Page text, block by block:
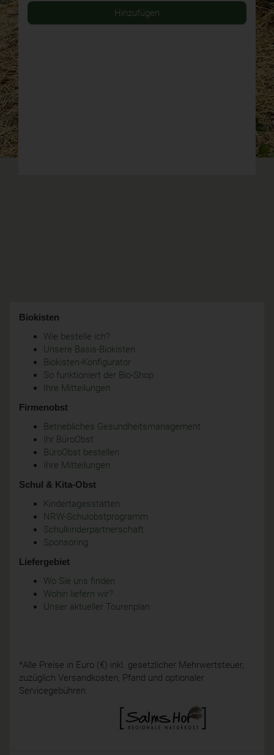
Hinzufügen
Biokisten
Wie bestelle ich?
Unsere Basis-Biokisten
Biokisten-Konfigurator
So funktioniert der Bio-Shop
Ihre Mitteilungen
Firmenobst
Betriebliches Gesundheitsmanagement
Ihr BüroObst
BüroObst bestellen
Ihre Mitteilungen
Schul & Kita-Obst
Kindertagesstätten
NRW-Schulobstprogramm
Schulkinderpartnerschaft
Sponsoring
Liefergebiet
Wo Sie uns finden
Wohin liefern wir?
Unser aktueller Tourenplan
*Alle Preise in Euro (€) inkl. gesetzlicher Mehrwertsteuer,
zuzüglich Versandkosten, Pfand und optionaler
Servicegebühren.